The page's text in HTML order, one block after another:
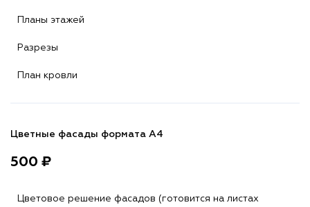
Планы этажей
Разрезы
План кровли
Цветные фасады формата А4
500 ₽
Цветовое решение фасадов (готовится на листах